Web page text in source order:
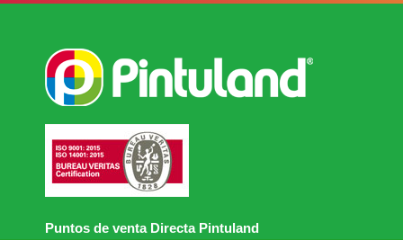
Puntos de venta Directa Pintuland